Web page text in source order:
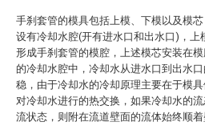
手刹套管的模具包括上模、下模以及模
设有冷却水腔(开有进水口和出水口)，上
形成手刹套管的模腔，上述模芯安装在
的冷却水腔中，冷却水从进水口到出水
稳，由于冷却水的冷却原理主要在于模
对冷却水进行的热交换，如果冷却水的
流状态，则附在流道壁面的流体始终顺